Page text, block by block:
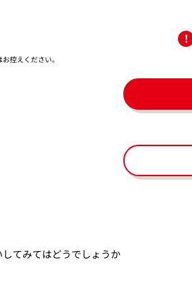
控えください。​
てみてはどうでしょうか